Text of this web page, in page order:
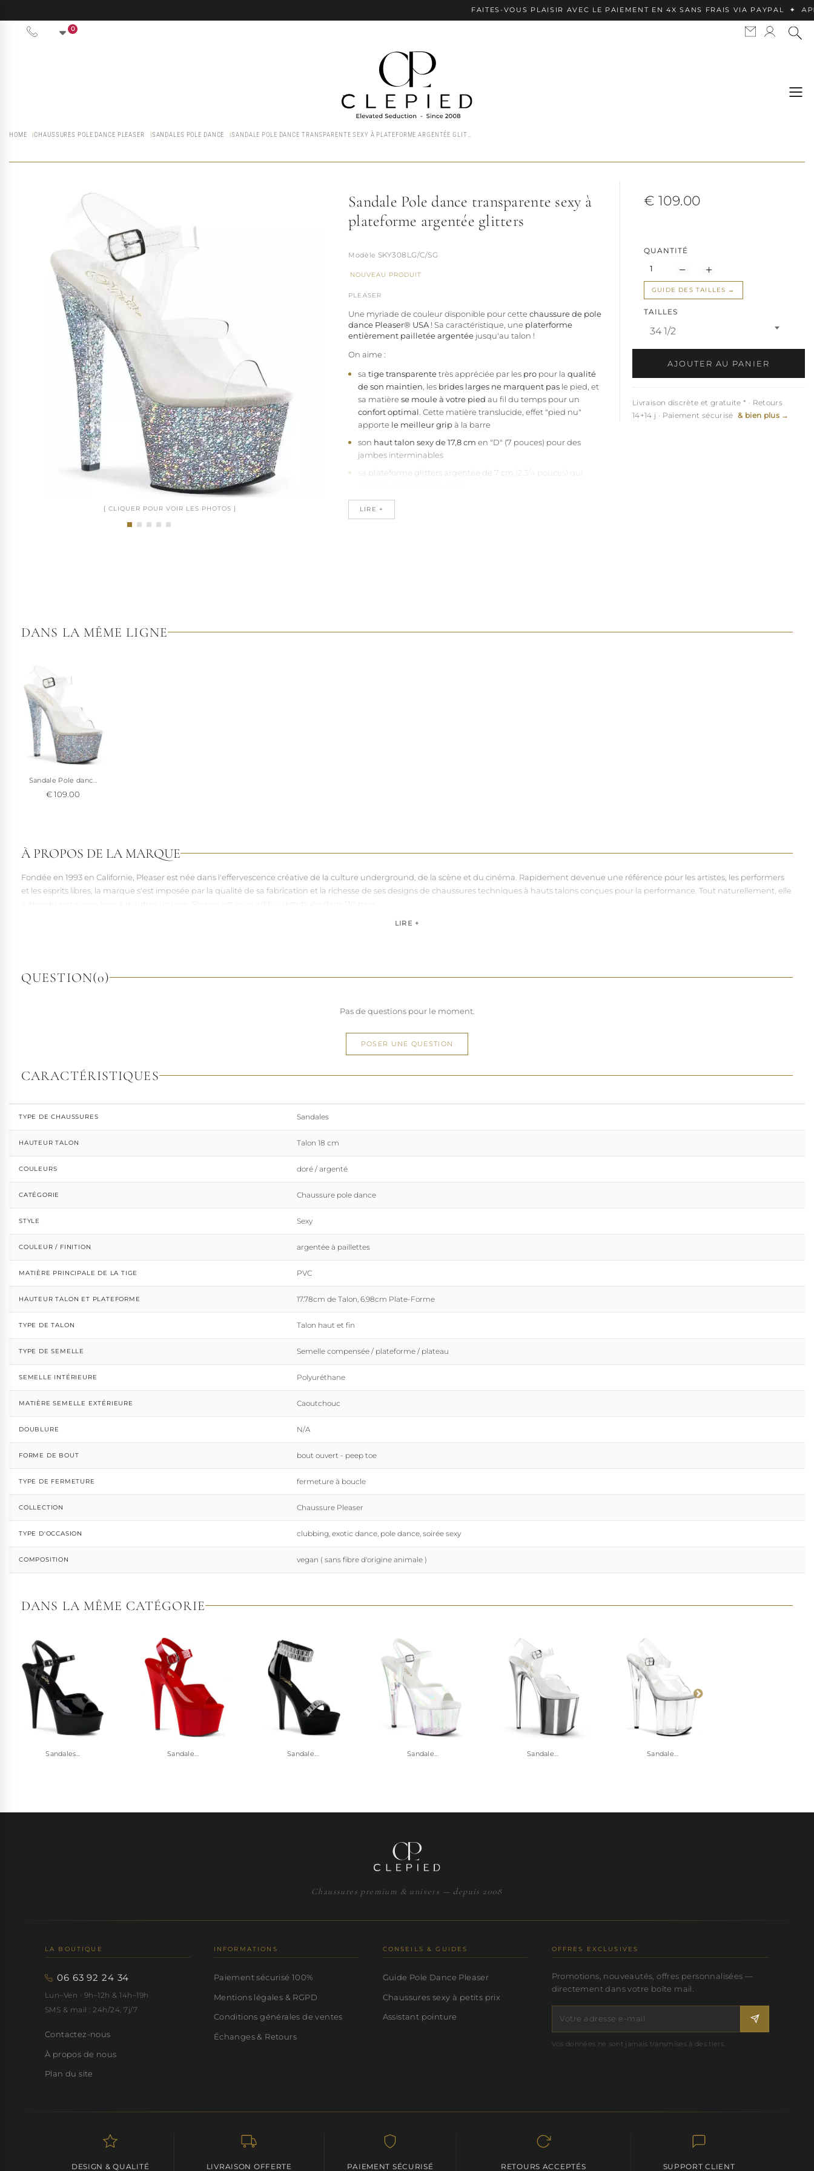
FAITES-VOUS PLAISIR AVEC LE PAIEMENT EN 4X SANS FRAIS VIA PAYPAL ✦ APPLE PAY
0
HOME CHAUSSURES POLE DANCE PLEASER SANDALES POLE DANCE SANDALE POLE DANCE TRANSPARENTE SEXY À PLATEFORME ARGENTÉE GLITTERS
Sandale Pole dance transparente sexy à
plateforme argentée glitters
SKY308LG/C/SG
NOUVEAU PRODUIT
PLEASER
Une myriade de couleur disponible pour cette chaussure de pole
dance Pleaser® USA ! Sa caractéristique, une platerforme
entièrement pailletée argentée jusqu'au talon !
On aime :
sa tige transparentetrès appréciée par les pro pour la qualité
de son maintien , les brides larges ne marquent pas le pied, et
sa matière se moule à votre pied au fil du temps pour un
confort optimal . Cette matière translucide, effet "pied nu"
apporte le meilleur gripà la barre
son haut talon sexy de 17,8 cm en "D" (7 pouces) pour des
jambes interminables
plateforme glitters argentée de 7 cm
(2 3/4 pouces) qui
sasemelle de confort
LIRE +
€ 109.00
QUANTITÉ
GUIDE DES TAILLES
TAILLES
34 1/2
AJOUTER AU PANIER
Livraison discrète et gratuite * · Retours
14+14 j · Paiement sécurisé & bien plus →
DANS LA MÊME LIGNE
Sandale Pole danc...
€ 109.00
À PROPOS DE LA MARQUE
Fondée en 1993 en Californie, Pleaser est née dans l'effervescence créative de la culture underground, de la scène et du cinéma. Rapidement devenue une référence pour les artistes, les performers
et les esprits libres, la marque s'est imposée par la qualité de sa fabrication et la richesse de ses designs de chaussures techniques à hauts talons conçues pour la performance. Tout naturellement, elle
a étendu son savoir-faire à d'autres univers. Pleaser est aujourd'hui distribuée dans 110 pays.
À l'écart du courant mainstream des grandes franchises de la mode, Pleaser propose des collections ultra féminines et des univers divers et riches, souvent disponibles dans une large gamme de
LIRE +
QUESTION(0)
Pas de questions pour le moment.
POSER UNE QUESTION
CARACTÉRISTIQUES
TYPE DE CHAUSSURES Sandales
HAUTEUR TALON Talon 18 cm
COULEURS doré / argenté
CATÉGORIE Chaussure pole dance
STYLE Sexy
COULEUR / FINITION argentée à paillettes
MATIÈRE PRINCIPALE DE LA TIGE PVC
HAUTEUR TALON ET PLATEFORME 17.78cm de Talon, 6.98cm Plate-Forme
TYPE DE TALON Talon haut et fin
TYPE DE SEMELLE Semelle compensée / plateforme / plateau
SEMELLE INTÉRIEURE Polyuréthane
MATIÈRE SEMELLE EXTÉRIEURE Caoutchouc
DOUBLURE N/A
FORME DE BOUT bout ouvert - peep toe
TYPE DE FERMETURE fermeture à boucle
COLLECTION Chaussure Pleaser
TYPE D'OCCASION clubbing, exotic dance, pole dance, soirée sexy
COMPOSITION vegan ( sans fibre d'origine animale )
DANS LA MÊME CATÉGORIE
Sandales... Sandale... Sandale... Sandale... Sandale... Sandale...
Chaussures premium & univers — depuis 2008
LA BOUTIQUE
06 63 92 24 34
Lun–Ven · 9h–12h & 14h–19h
SMS & mail : 24h/24, 7j/7
Contactez-nous
À propos de nous
Plan du site
INFORMATIONS
Paiement sécurisé 100%
Mentions légales & RGPD
Conditions générales de ventes
Échanges & Retours
CONSEILS & GUIDES
Guide Pole Dance Pleaser
Chaussures sexy à petits prix
Assistant pointure
OFFRES EXCLUSIVES
Promotions, nouveautés, offres personnalisées —
directement dans votre boîte mail.
Vos données ne sont jamais transmises à des tiers.
DESIGN & QUALITÉ LIVRAISON OFFERTE PAIEMENT SÉCURISÉ RETOURS ACCEPTÉS SUPPORT CLIENT